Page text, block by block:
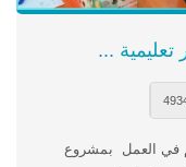
تعليمية ...
في العمل بمشروع